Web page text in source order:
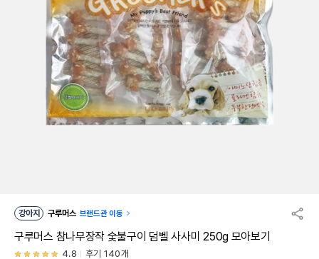
강아지 구루머스 브랜드관 이동
구루머스 참나무장작 숯불구이 덤벨 사사미 250g 모아보기
4.8 후기 140개